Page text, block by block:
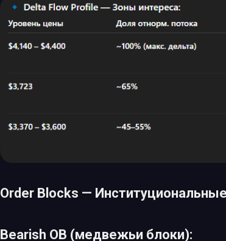
Order Blocks —
Bearish OB (медвежьи блоки):